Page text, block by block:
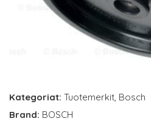
Kategoriat: Tuotemerkit, Bosch
Brand: BOSCH